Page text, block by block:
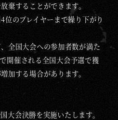
棄することができます。
位のプレイヤーまで繰り下がり
全国大会への参加者数が満た
開催される全国大会予選で獲
加する場合があります。
大会決勝を実施いたします。